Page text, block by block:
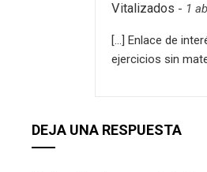
Vitalizados - 1
[…] Enlace de
ejercicios sin
DEJA UNA RESPUESTA